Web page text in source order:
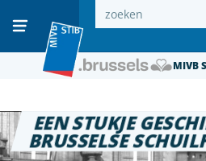
MIVB
EEN STUKJE
BRUSSELSE